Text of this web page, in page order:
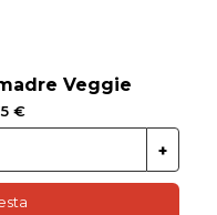
Veggie
€